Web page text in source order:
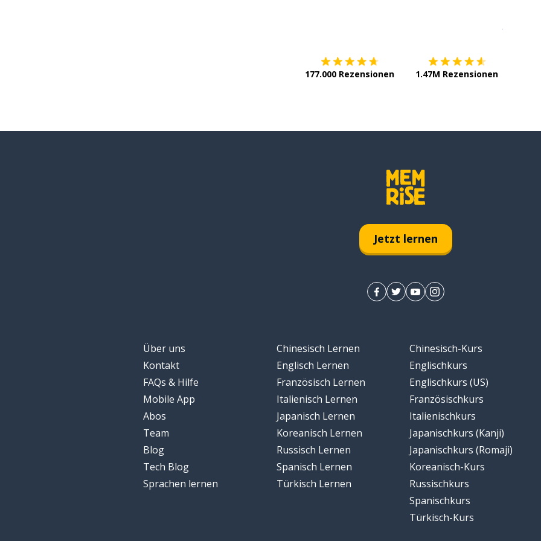
177.000 Rezensionen 1.47M Rezensionen
Jetzt lernen
Über uns
Kontakt
FAQs & Hilfe
Mobile App
Abos
Team
Blog
Tech Blog
Sprachen lernen
Chinesisch Lernen
Englisch Lernen
Französisch Lernen
Italienisch Lernen
Japanisch Lernen
Koreanisch Lernen
Russisch Lernen
Spanisch Lernen
Türkisch Lernen
Chinesisch-Kurs
Englischkurs
Englischkurs (US)
Französischkurs
Italienischkurs
Japanischkurs (Kanji)
Japanischkurs (Romaji)
Koreanisch-Kurs
Russischkurs
Spanischkurs
Türkisch-Kurs